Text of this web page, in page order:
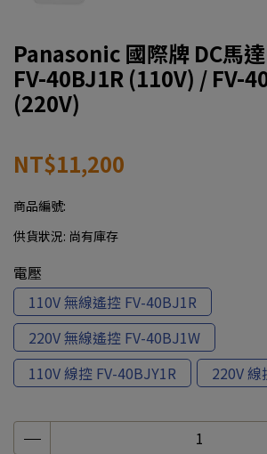
Panasonic 國際牌 DC馬
FV-40BJ1R (110V) / FV-
(220V)
NT$11,200
商品編號:
供貨狀況: 尚有庫存
電壓
110V 無線遙控 FV-40BJ1R
220V 無線遙控 FV-40BJ1W
110V 線控 FV-40BJY1R
220V 線